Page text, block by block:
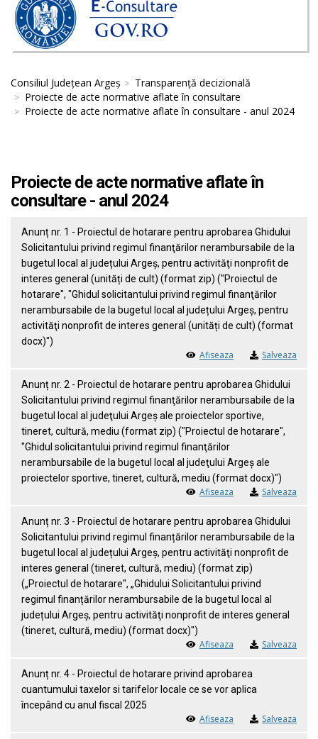
Consiliul Județean Argeș
Transparență decizională
Proiecte de acte normative aflate în consultare
Proiecte de acte normative aflate în consultare - anul 2024
Proiecte de acte normative aflate în
consultare - anul 2024
Anunț nr. 1 - Proiectul de hotarare pentru aprobarea Ghidului
Solicitantului privind regimul finanţărilor nerambursabile de la
bugetul local al județului Argeș, pentru activităţi nonprofit de
interes general (unități de cult) (format zip) ("Proiectul de
hotarare", "Ghidul solicitantului privind regimul finanţărilor
nerambursabile de la bugetul local al județului Argeș, pentru
activităţi nonprofit de interes general (unități de cult) (format
docx)")
Afiseaza Salveaza
Anunț nr. 2 - Proiectul de hotarare pentru aprobarea Ghidului
Solicitantului privind regimul finanţărilor nerambursabile de la
bugetul local al judeţului Argeş ale proiectelor sportive,
tineret, cultură, mediu (format zip) ("Proiectul de hotarare",
"Ghidul solicitantului privind regimul finanţărilor
nerambursabile de la bugetul local al judeţului Argeş ale
proiectelor sportive, tineret, cultură, mediu (format docx)")
Afiseaza Salveaza
Anunț nr. 3 - Proiectul de hotarare pentru aprobarea Ghidului
Solicitantului privind regimul finanțărilor nerambursabile de la
bugetul local al județului Argeș, pentru activităţi nonprofit de
interes general (tineret, cultură, mediu) (format zip)
(„Proiectul de hotarare", „Ghidului Solicitantului privind
regimul finanțărilor nerambursabile de la bugetul local al
județului Argeș, pentru activităţi nonprofit de interes general
(tineret, cultură, mediu) (format docx)")
Afiseaza Salveaza
Anunț nr. 4 - Proiectul de hotarare privind aprobarea
cuantumului taxelor si tarifelor locale ce se vor aplica
începând cu anul fiscal 2025
Afiseaza Salveaza